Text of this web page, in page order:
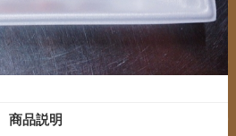
商品説明